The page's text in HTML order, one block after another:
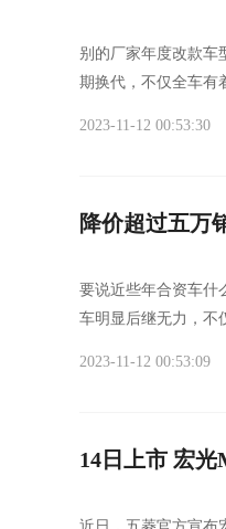
别的厂家年度改款车
期换代，不仅全车有
2023-11-12 00:53:30
降价超过五万
要说近些年合资车什
车明显后继无力，不
2023-11-12 00:53:09
14日上市 宏